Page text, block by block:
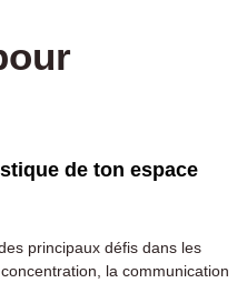
de ton espace
principaux défis dans les
la communication